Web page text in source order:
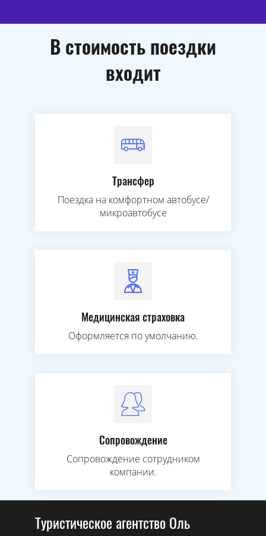
В стоимость поездки
входит
Трансфер
Поездка на комфортном автобусе/
микроавтобусе
Медицинская страховка
Оформляется по умолчанию.
Сопровождение
Сопровождение сотрудником
компании.
Туристическое агентство Ольга